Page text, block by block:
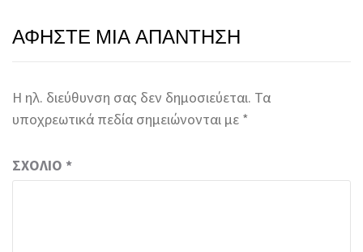
ΑΦΉΣΤΕ ΜΙΑ ΑΠΆΝΤΗΣΗ
Η ηλ. διεύθυνση σας δεν δημοσιεύεται. Τα
υποχρεωτικά πεδία σημειώνονται με *
ΣΧΌΛΙΟ *